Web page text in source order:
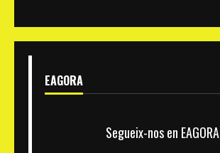
EAGORA
Segueix-nos en EAGORA